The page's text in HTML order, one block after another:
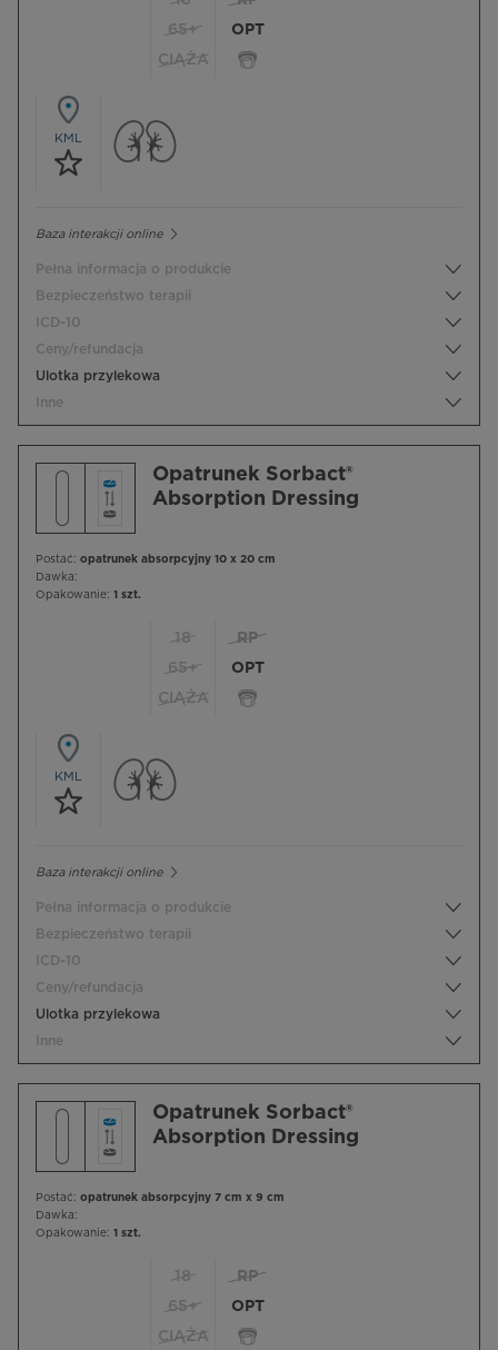
65+
CIĄŻA
OPT
KML
Baza interakcji online
Pełna informacja o produkcie
Bezpieczeństwo terapii
ICD-10
Ceny/refundacja
Ulotka przylekowa
Inne
Opatrunek Sorbact®
Absorption Dressing
Postać: opatrunek absorpcyjny 10 x 20 cm
Dawka:
Opakowanie: 1 szt.
18
65+
CIĄŻA
RP
OPT
KML
Baza interakcji online
Pełna informacja o produkcie
Bezpieczeństwo terapii
ICD-10
Ceny/refundacja
Ulotka przylekowa
Inne
Opatrunek Sorbact®
Absorption Dressing
Postać: opatrunek absorpcyjny 7 cm x 9 cm
Dawka:
Opakowanie: 1 szt.
18
65+
CIĄŻA
RP
OPT